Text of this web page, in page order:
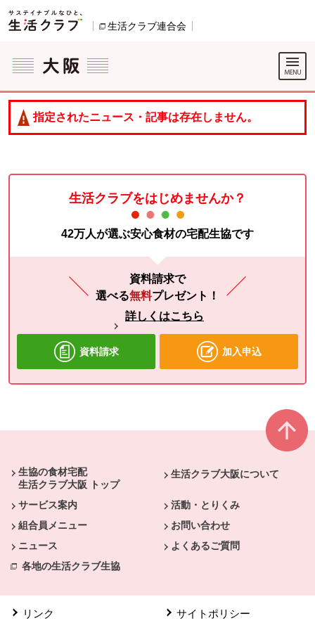
ページの先頭です。
生活クラブ連合会
ここからサイト内共通メニューです。
サイト内共通メニューをスキップする
サイト内共通メニューここまで。
指定されたニュース・記事は存在しません。
生活クラブをはじめませんか？
42万人が選ぶ安心食材の宅配生協です
資料請求で
選べる無料プレゼント！
詳しくはこちら
資料請求 加入申込
生協の食材宅配
生活クラブ大阪 トップ
生活クラブ大阪について
サービス案内
活動・とりくみ
組合員メニュー
お問い合わせ
ニュース
よくあるご質問
各地の生活クラブ生協
リンク サイトポリシー